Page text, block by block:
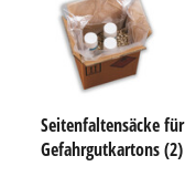
Seitenfaltensäcke für
Gefahrgutkartons (2)